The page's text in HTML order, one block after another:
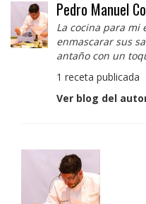
Pedro Manuel
La cocina para mi
enmascarar sus
antaño con un
1 receta publicada
Ver blog del